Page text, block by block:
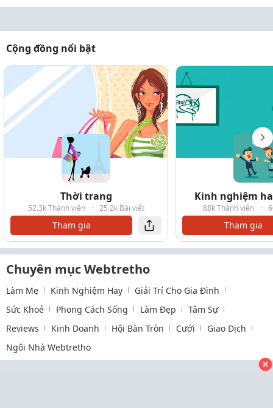
Cộng đồng nổi bật
Thời trang
52.3k Thành viên · 25.2k Bài viết
Tham gia
Kinh nghiệm
88k Thành viên ·
Tham gia
Chuyên mục Webtretho
Làm Mẹ Kinh Nghiệm Hay
Giải Trí Cho Gia Đình
Sức Khoẻ
Phong Cách Sống Làm Đẹp
Tâm Sự
Reviews
Kinh Doanh Hội Bàn Tròn Cưới
Giao Dịch
Ngôi Nhà Webtretho